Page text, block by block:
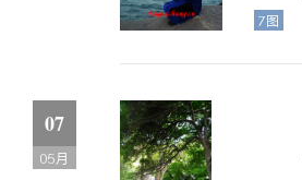
7图
07
05月